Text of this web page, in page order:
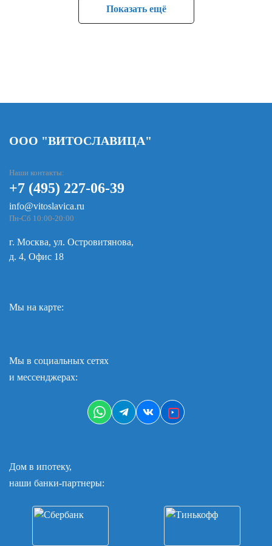
Показать ещё
ООО "ВИТОСЛАВИЦА"
Наши контакты:
+7 (495) 227-06-39
info@vitoslavica.ru
Пн-Сб 10:00-20:00
г. Москва, ул. Островитянова,
д. 4, Офис 18
Мы на карте:
Мы в социальных сетях
и мессенджерах:
Дом в ипотеку,
наши банки-партнеры: